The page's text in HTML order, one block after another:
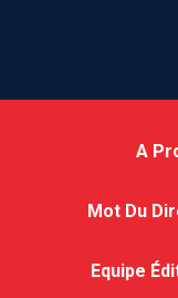
A
Mot Du
Equipe